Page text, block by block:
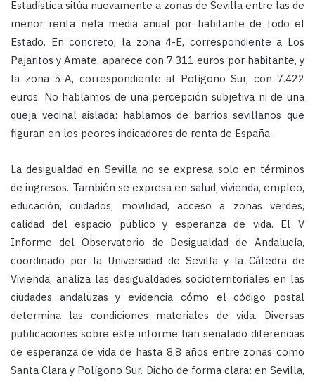
Estadística sitúa nuevamente a zonas de Sevilla entre las de
menor renta neta media anual por habitante de todo el
Estado. En concreto, la zona 4-E, correspondiente a Los
Pajaritos y Amate, aparece con 7.311 euros por habitante, y
la zona 5-A, correspondiente al Polígono Sur, con 7.422
euros. No hablamos de una percepción subjetiva ni de una
queja vecinal aislada: hablamos de barrios sevillanos que
figuran en los peores indicadores de renta de España.
La desigualdad en Sevilla no se expresa solo en términos
de ingresos. También se expresa en salud, vivienda, empleo,
educación, cuidados, movilidad, acceso a zonas verdes,
calidad del espacio público y esperanza de vida. El V
Informe del Observatorio de Desigualdad de Andalucía,
coordinado por la Universidad de Sevilla y la Cátedra de
Vivienda, analiza las desigualdades socioterritoriales en las
ciudades andaluzas y evidencia cómo el código postal
determina las condiciones materiales de vida. Diversas
publicaciones sobre este informe han señalado diferencias
de esperanza de vida de hasta 8,8 años entre zonas como
Santa Clara y Polígono Sur. Dicho de forma clara: en Sevilla,